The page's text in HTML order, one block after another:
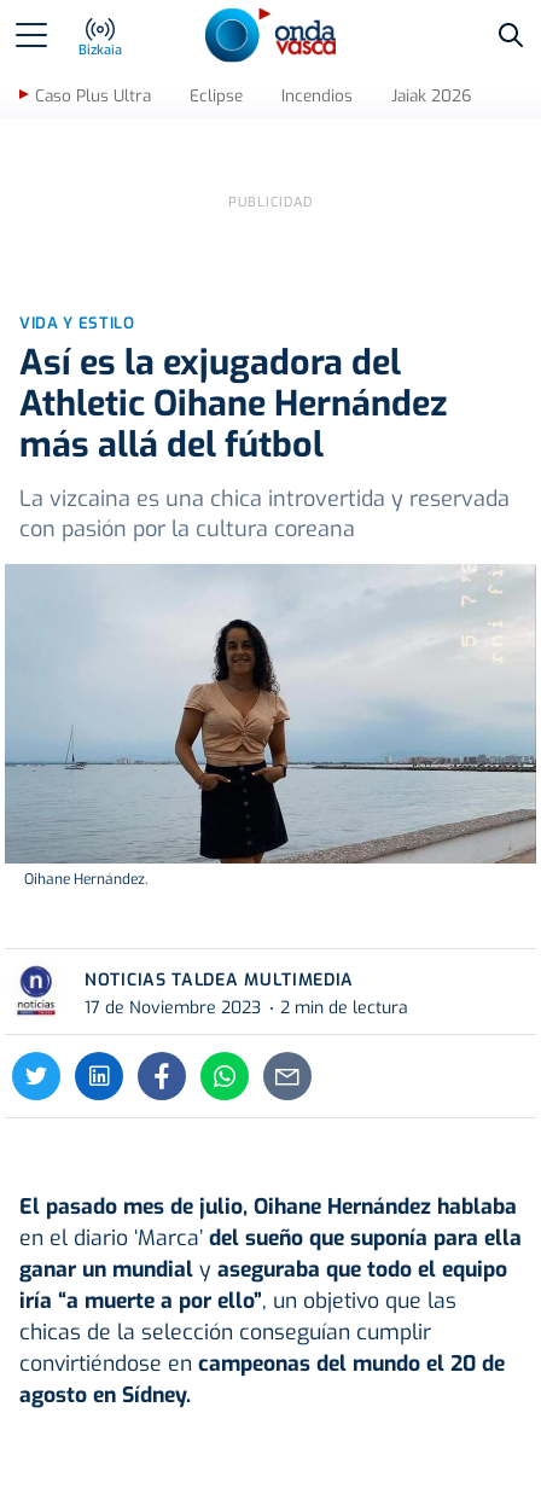
Bizkaia
Caso Plus Ultra Eclipse Incendios Jaiak 2026
VIDA Y ESTILO
Así es la exjugadora del
Athletic Oihane Hernández
más allá del fútbol
La vizcaina es una chica introvertida y reservada
con pasión por la cultura coreana
Oihane Hernández.
NOTICIAS TALDEA MULTIMEDIA
17 de Noviembre 2023
2 min de lectura
El pasado mes de julio, Oihane Hernández hablaba
en el diario ‘Marca’ del sueño que suponía para ella
ganar un mundial y aseguraba que todo el equipo
iría “a muerte a por ello”, un objetivo que las
chicas de la selección conseguían cumplir
convirtiéndose en campeonas del mundo el 20 de
agosto en Sídney.